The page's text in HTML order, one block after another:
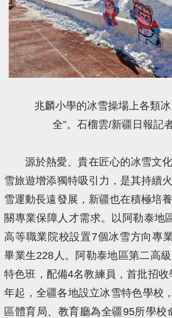
兆麟小學的冰雪操場上各類
全”。石榴雲/新疆日報記
源於熱愛、貴在匠心的冰雪文
雪旅遊增添獨特吸引力，是其持續
雪運動長遠發展，新疆也在積極培
關專業保障人才需求。以阿勒泰地
高等職業院校設置7個冰雪方向專
畢業生228人。阿勒泰地區第二高
特色班，配備4名教練員，首批招
年起，全疆各地設立冰雪特色學校
區體育局、教育廳為全疆95所學校